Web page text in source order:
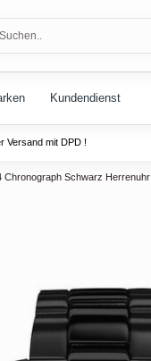
Kundendienst
Versand mit DPD !
Chronograph Schwarz Herrenuhr